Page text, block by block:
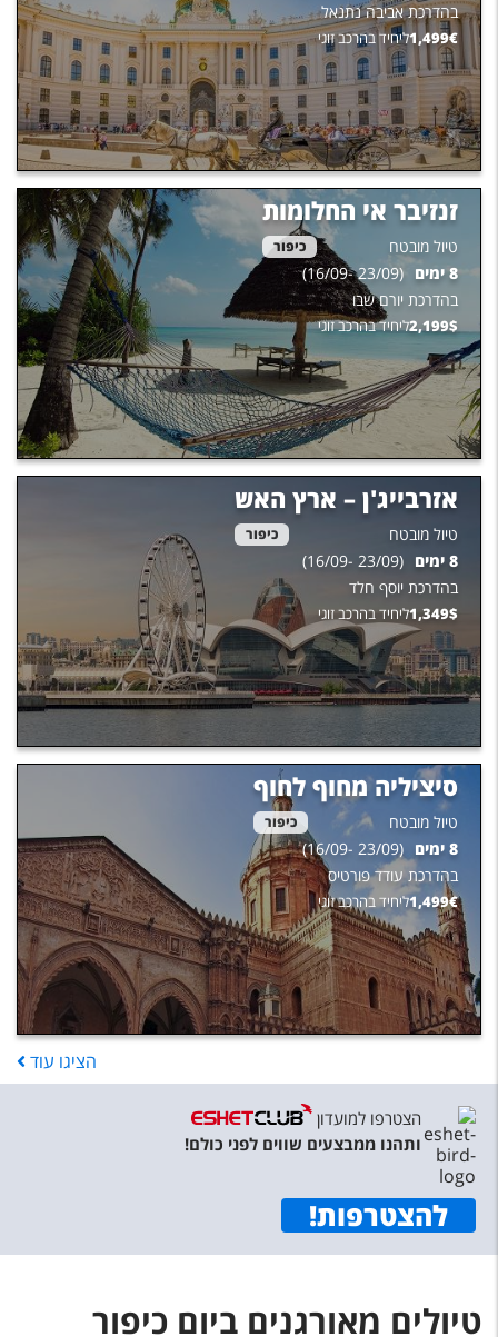
בהדרכת אביבה נתנאל
1,499€ ליחיד בהרכב זוגי
זנזיבר אי החלומות
טיול מובטח כיפור
8ימים (
23/09
-
16/09
)
בהדרכת יורם שבו
2,199$ ליחיד בהרכב זוגי
אזרבייג'ן – ארץ האש
טיול מובטח כיפור
8 ימים (
23/09
-
16/09
)
בהדרכת יוסף חלד
1,349$ ליחיד בהרכב זוגי
סיציליה מחוף לחוף
טיול מובטח כיפור
8 ימים (
23/09
-
16/09
)
בהדרכת עודד פורטיס
1,499€ ליחיד בהרכב זוגי
הציגו עוד
הצטרפו למועדון
ותהנו ממבצעים שווים לפני כולם!
להצטרפות!
טיולים מאורגנים ביום כיפור